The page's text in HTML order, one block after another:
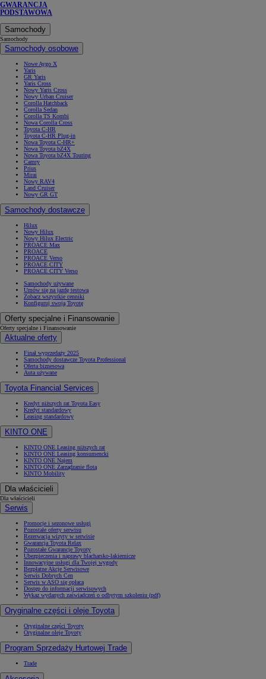
GWARANCJA
PODSTAWOWA
Samochody
Samochody
Samochody osobowe
Nowe Aygo X
Yaris
GR Yaris
Yaris Cross
Nowy Yaris Cross
Nowy Urban Cruiser
Corolla Hatchback
Corolla Sedan
Corolla TS Kombi
Nowa Corolla Cross
Toyota C-HR
Toyota C-HR Plug-in
Nowa Toyota C-HR+
Nowa Toyota bZ4X
Nowa Toyota bZ4X Touring
Camry
Prius
Mirai
Nowy RAV4
Land Cruiser
Nowy GR GT
Samochody dostawcze
Hilux
Nowy Hilux
Nowy Hilux Electric
PROACE Max
PROACE
PROACE Verso
PROACE CITY
PROACE CITY Verso
Samochody używane
Umów się na jazdę testową
Zobacz wszystkie cenniki
Konfiguruj swoją Toyotę
Oferty specjalne i Finansowanie
Oferty specjalne i Finansowanie
Aktualne oferty
Finał wyprzedaży 2025
Samochody dostawcze Toyota Professional
Oferta biznesowa
Auta używane
Toyota Financial Services
Kredyt niższych rat Toyota Easy
Kredyt standardowy
Leasing standardowy
KINTO ONE
KINTO ONE Leasing niższych rat
KINTO ONE Leasing konsumencki
KINTO ONE Najem
KINTO ONE Zarządzanie flotą
KINTO Mobility
Dla właścicieli
Dla właścicieli
Serwis
Promocje i sezonowe usługi
Pozostałe oferty serwisu
Rezerwacja wizyty w serwisie
Gwarancja Toyota Relax
Pozostałe Gwarancje Toyoty
Ubezpieczenia i naprawy blacharsko-lakiernicze
Innowacyjne usługi dla Twojej wygody
Bezpłatne Akcje Serwisowe
Serwis Dobrych Cen
Serwis w ASO się opłaca
Dostęp do informacji serwisowych
Wykaz wydanych zaświadczeń o odbytym szkoleniu (pdf)
Oryginalne części i oleje Toyota
Oryginalne części Toyoty
Oryginalne oleje Toyoty
Program Sprzedaży Hurtowej Trade
Trade